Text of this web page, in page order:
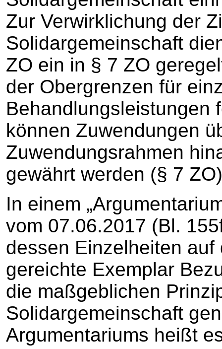
Zur Verwirklichung der
Solidargemeinschaft
ZO ein in § 7 ZO
der Obergrenzen für
Behandlungsleistungen
können Zuwendungen
Zuwendungsrahmen
gewährt werden (§ 7
In einem
vom 07.06.2017 (Bl.
dessen Einzelheiten
gereichte Exemplar
die maßgeblichen
Solidargemeinschaft
Argumentariums heißt